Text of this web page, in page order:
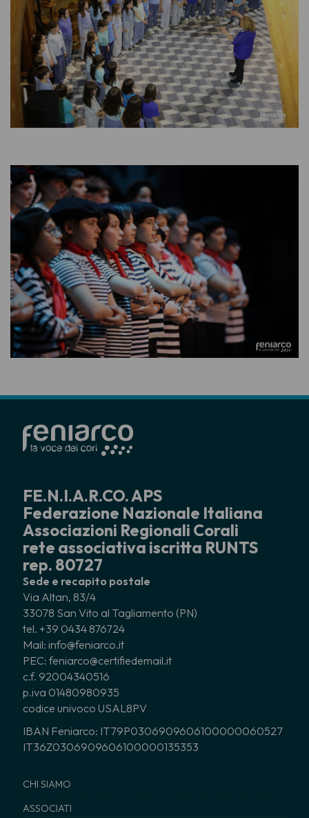
FE.N.I.A.R.CO. APS
Federazione Nazionale Italiana
Associazioni Regionali Corali
rete associativa iscritta RUNTS
rep. 80727
Sede e recapito postale
Via Altan, 83/4
33078 San Vito al Tagliamento (PN)
tel. +39 0434 876724
Mail: info@feniarco.it
PEC: feniarco@certifiedemail.it
c.f. 92004340516
p.iva 01480980935
codice univoco USAL8PV
IBAN Feniarco: IT79P0306909606100000060527
IT36Z0306909606100000135353
CHI SIAMO
ASSOCIATI